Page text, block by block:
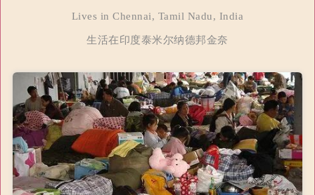
Lives in Chennai, Tamil Nadu, India
生活在印度泰米尔纳德邦金奈